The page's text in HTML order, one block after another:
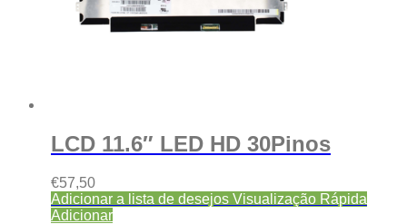
LCD 11.6″ LED HD 30Pinos
€57,50
Adicionar a lista de desejos Visualização Rápida
Adicionar